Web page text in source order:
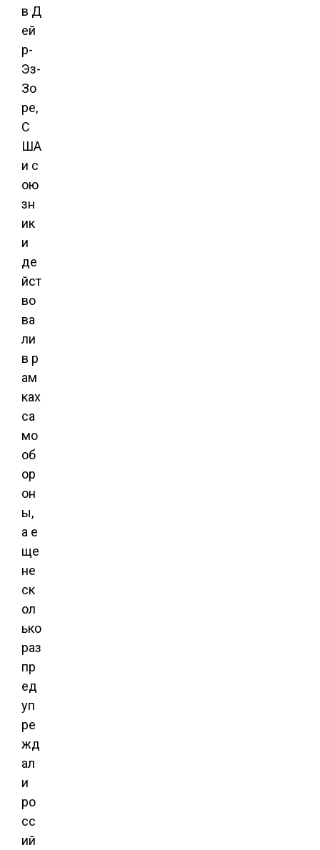
в Д
ей
р-
Эз-
Зо
ре,
С
ША
и с
ою
зн
ик
и
де
йст
во
ва
ли
в р
ам
ках
са
мо
об
ор
он
ы,
а е
ще
не
ск
ол
ько
раз
пр
ед
уп
ре
жд
ал
и
ро
сс
ий